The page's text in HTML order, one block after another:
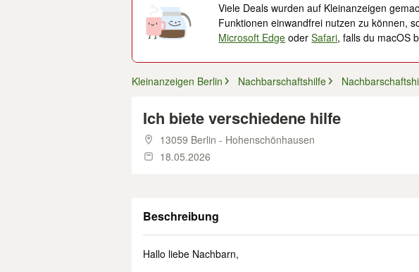
Viele Deals wurden auf Kleinanzeigen
Funktionen einwandfrei nutzen zu können,
Microsoft Edge oderSafari, falls du macOS
Kleinanzeigen Berlin Nachbarschaftshilfe
Ich biete verschiedene hilfe
13059 Berlin - Hohenschönhausen
18.05.2026
Beschreibung
Hallo liebe Nachbarn,